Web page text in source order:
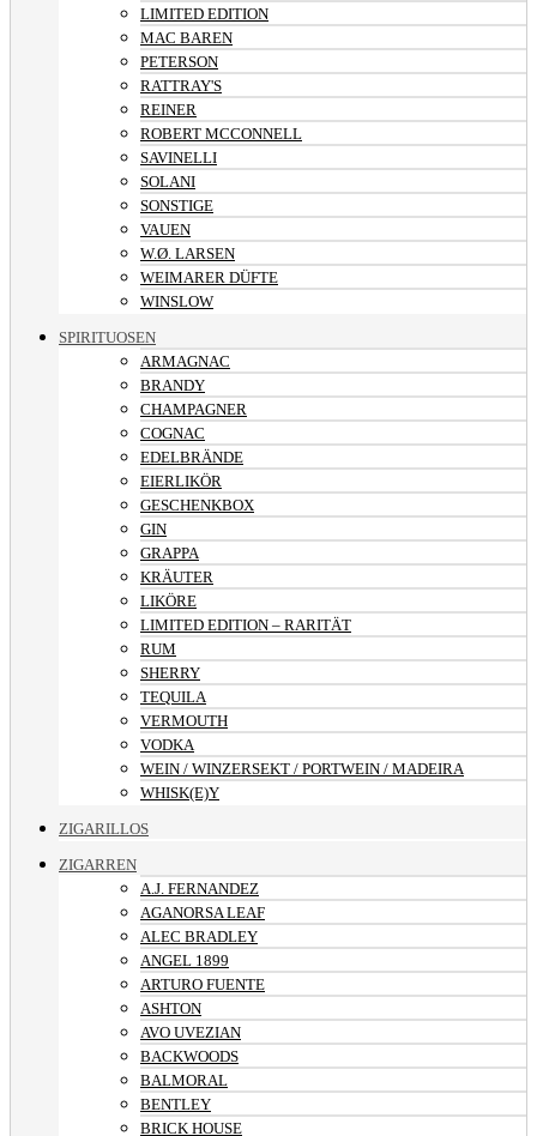
LIMITED EDITION
MAC BAREN
PETERSON
RATTRAY'S
REINER
ROBERT MCCONNELL
SAVINELLI
SOLANI
SONSTIGE
VAUEN
W.Ø. LARSEN
WEIMARER DÜFTE
WINSLOW
SPIRITUOSEN
ARMAGNAC
BRANDY
CHAMPAGNER
COGNAC
EDELBRÄNDE
EIERLIKÖR
GESCHENKBOX
GIN
GRAPPA
KRÄUTER
LIKÖRE
LIMITED EDITION – RARITÄT
RUM
SHERRY
TEQUILA
VERMOUTH
VODKA
WEIN / WINZERSEKT / PORTWEIN / MADEIRA
WHISK(E)Y
ZIGARILLOS
ZIGARREN
A.J. FERNANDEZ
AGANORSA LEAF
ALEC BRADLEY
ANGEL 1899
ARTURO FUENTE
ASHTON
AVO UVEZIAN
BACKWOODS
BALMORAL
BENTLEY
BRICK HOUSE